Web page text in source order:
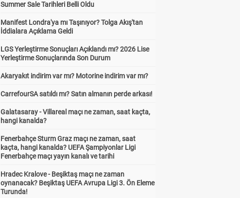
Summer Sale Tarihleri Belli Oldu
Manifest Londra'ya mı Taşınıyor? Tolga Akış'tan
İddialara Açıklama Geldi
LGS Yerleştirme Sonuçları Açıklandı mı? 2026 Lise
Yerleştirme Sonuçlarında Son Durum
Akaryakıt indirim var mı? Motorine indirim var mı?
CarrefourSA satıldı mı? Satın almanın perde arkası!
Galatasaray - Villareal maçı ne zaman, saat kaçta,
hangi kanalda?
Fenerbahçe Sturm Graz maçı ne zaman, saat
kaçta, hangi kanalda? UEFA Şampiyonlar Ligi
Fenerbahçe maçı yayın kanalı ve tarihi
Hradec Kralove - Beşiktaş maçı ne zaman
oynanacak? Beşiktaş UEFA Avrupa Ligi 3. Ön Eleme
Turunda!